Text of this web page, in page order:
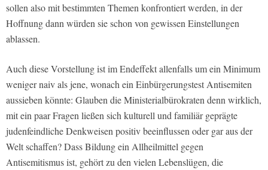
sollen also mit bestimmten Themen konfrontiert werden, in der
Hoffnung dann würden sie schon von gewissen Einstellungen
ablassen.
Auch diese Vorstellung ist im Endeffekt allenfalls um ein Minimum
weniger naiv als jene, wonach ein Einbürgerungstest Antisemiten
aussieben könnte: Glauben die Ministerialbürokraten denn wirklich,
mit ein paar Fragen ließen sich kulturell und familiär geprägte
judenfeindliche Denkweisen positiv beeinflussen oder gar aus der
Welt schaffen? Dass Bildung ein Allheilmittel gegen
Antisemitismus ist, gehört zu den vielen Lebenslügen, die